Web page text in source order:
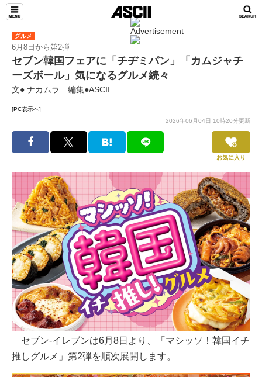
グルメ
6月8日から第2弾
セブン韓国フェアに「チヂミパン」「カムジャチ
ーズボール」気になるグルメ続々
文● ナカムラ 編集●ASCII
[PC表示へ]
2026年06月04日 10時20分更新
お気に入り
セブン‐イレブンは6月8日より、「マシッソ！韓国イチ
推しグルメ」第2弾を順次展開します。